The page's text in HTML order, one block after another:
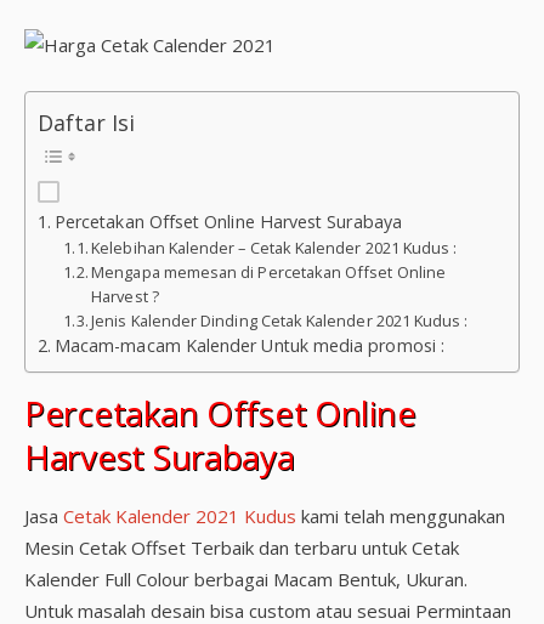
Daftar Isi
Percetakan Offset Online Harvest Surabaya
Kelebihan Kalender – Cetak Kalender 2021 Kudus :
Mengapa memesan di Percetakan Offset Online
Harvest ?
Jenis Kalender Dinding Cetak Kalender 2021 Kudus :
Macam-macam Kalender Untuk media promosi :
Percetakan Offset Online
Harvest Surabaya
Jasa Cetak Kalender 2021 Kudus kami telah menggunakan
Mesin Cetak Offset Terbaik dan terbaru untuk Cetak
Kalender Full Colour berbagai Macam Bentuk, Ukuran.
Untuk masalah desain bisa custom atau sesuai Permintaan